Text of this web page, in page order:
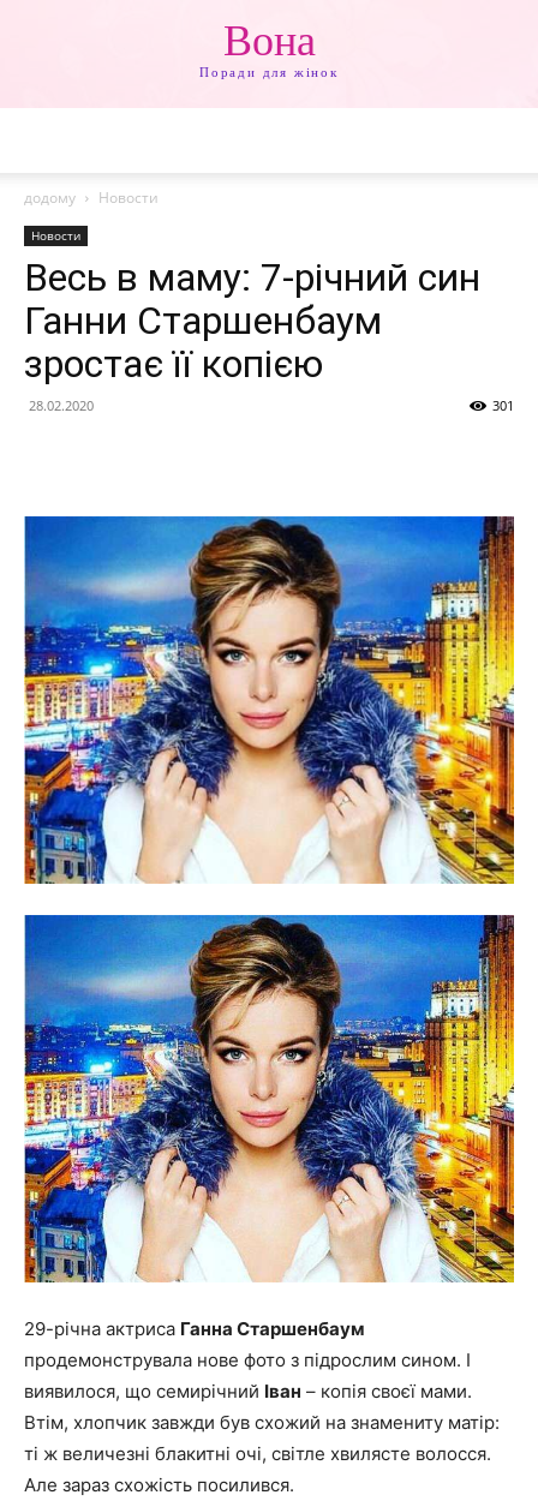
Вона
Поради для жінок
додому Новости
Новости
Весь в маму: 7-річний син
Ганни Старшенбаум
зростає її копією
28.02.2020 301
29-річна актриса Ганна Старшенбаум
продемонструвала нове фото з підрослим сином. І
виявилося, що семирічний Іван – копія своєї мами.
Втім, хлопчик завжди був схожий на знамениту матір:
ті ж величезні блакитні очі, світле хвилясте волосся.
Але зараз схожість посилився.